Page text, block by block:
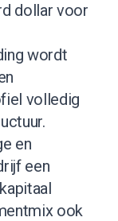
dollar voor
wordt
volledig
en
een
ook